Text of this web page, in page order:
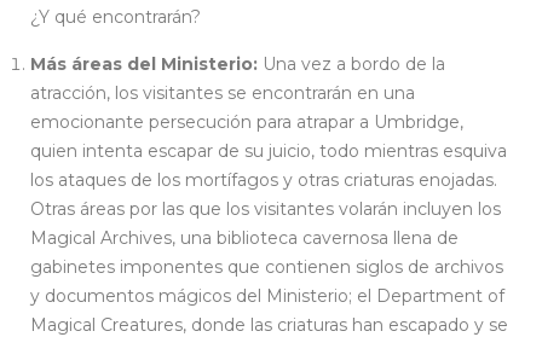
¿Y qué encontrarán?
Más áreas del Ministerio: Una vez a bordo de la
atracción, los visitantes se encontrarán en una
emocionante persecución para atrapar a Umbridge,
quien intenta escapar de su juicio, todo mientras esquiva
los ataques de los mortífagos y otras criaturas enojadas.
Otras áreas por las que los visitantes volarán incluyen los
Magical Archives, una biblioteca cavernosa llena de
gabinetes imponentes que contienen siglos de archivos
y documentos mágicos del Ministerio; el Department of
Magical Creatures, donde las criaturas han escapado y se